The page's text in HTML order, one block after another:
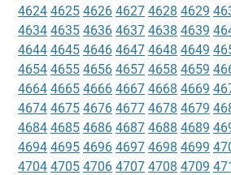
4624 4625 4626 4627 4628 4629
4634 4635 4636 4637 4638 4639
4644 4645 4646 4647 4648 4649
4654 4655 4656 4657 4658 4659
4664 4665 4666 4667 4668 4669
4674 4675 4676 4677 4678 4679
4684 4685 4686 4687 4688 4689
4694 4695 4696 4697 4698 4699
4704 4705 4706 4707 4708 4709